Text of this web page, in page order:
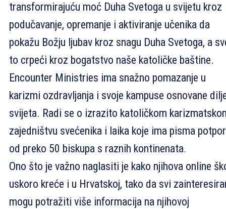
transformirajuću moć Duha Svetoga u svijetu kroz
podučavanje, opremanje i aktiviranje učenika da
pokažu Božju ljubav kroz snagu Duha Svetoga, a
to crpeći kroz bogatstvo naše katoličke baštine.
Encounter Ministries ima snažno pomazanje u
karizmi ozdravljanja i svoje kampuse osnovane
svijeta. Radi se o izrazito katoličkom
zajedništvu svećenika i laika koje ima pisma
od preko 50 biskupa s raznih kontinenata.
Ono što je važno naglasiti je kako njihova online
uskoro kreće i u Hrvatskoj, tako da svi
mogu potražiti više informacija na njihovoj